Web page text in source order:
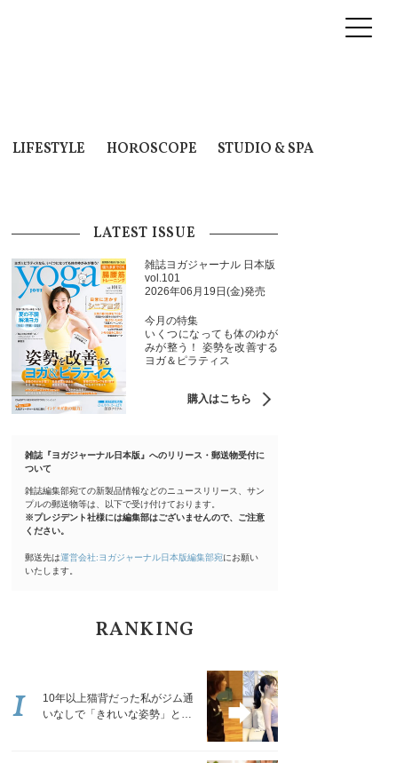
LIFESTYLE HOROSCOPE STUDIO & SPA
LATEST ISSUE
雑誌ヨガジャーナル 日本版
vol.101
2026年06月19日(金)発売
今月の特集
いくつになっても体のゆが
みが整う！ 姿勢を改善する
ヨガ＆ピラティス
購入はこちら
雑誌『ヨガジャーナル日本版』へのリリース・郵送物受付に
ついて
雑誌編集部宛ての新製品情報などのニュースリリース、サン
プルの郵送物等は、以下で受け付けております。
※プレジデント社様には編集部はございませんので、ご注意
ください。
郵送先は運営会社:ヨガジャーナル日本版編集部宛にお願い
いたします。
RANKING
10年以上猫背だった私がジム通
いなしで「きれいな姿勢」と褒
1